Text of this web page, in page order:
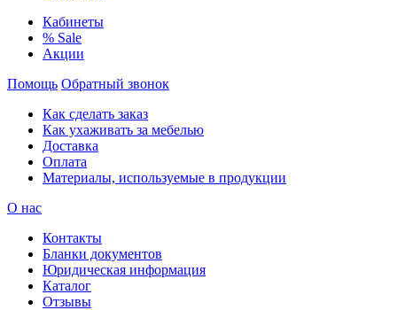
Кабинеты
% Sale
Акции
Помощь Обратный звонок
Как сделать заказ
Как ухаживать за мебелью
Доставка
Оплата
Материалы, используемые в продукции
О нас
Контакты
Бланки документов
Юридическая информация
Каталог
Отзывы